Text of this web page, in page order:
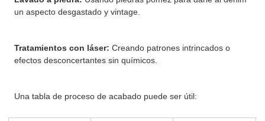
un aspecto desgastado y vintage.
Tratamientos con láser: Creando patrones intrincados o
efectos desconcertantes sin químicos.
Una tabla de proceso de acabado puede ser útil: